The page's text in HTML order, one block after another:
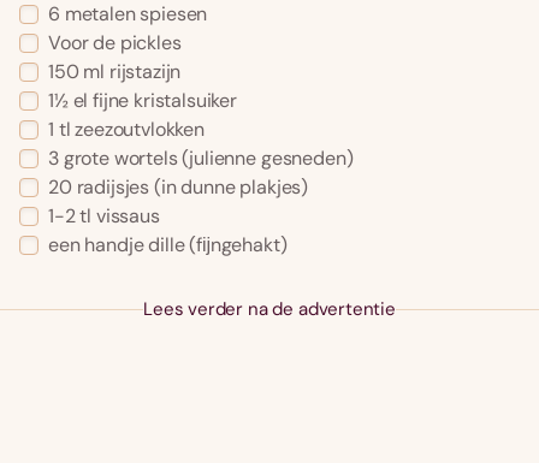
6 metalen spiesen
Voor de pickles
150 ml rijstazijn
1½ el fijne kristalsuiker
1 tl zeezoutvlokken
3 grote wortels (julienne gesneden)
20 radijsjes (in dunne plakjes)
1-2 tl vissaus
een handje dille (fĳngehakt)
Lees verder na de advertentie